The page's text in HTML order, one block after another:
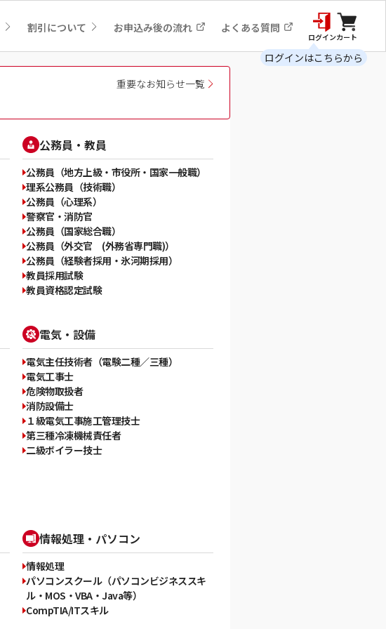
割引について お申込み後の流れ よくある質問
ログイン
ログインはこちらから
カート
重要なお知らせ一覧
公務員・教員
公務員（地方上級・市役所・国家一般職）
理系公務員（技術職）
公務員（心理系）
警察官・消防官
公務員（国家総合職）
公務員（外交官 (外務省専門職)）
公務員（経験者採用・氷河期採用）
教員採用試験
教員資格認定試験
電気・設備
電気主任技術者（電験二種／三種）
電気工事士
危険物取扱者
消防設備士
１級電気工事施工管理技士
第三種冷凍機械責任者
二級ボイラー技士
情報処理・パソコン
情報処理
パソコンスクール（パソコンビジネススキ
ル・MOS・VBA・Java等）
CompTIA/ITスキル